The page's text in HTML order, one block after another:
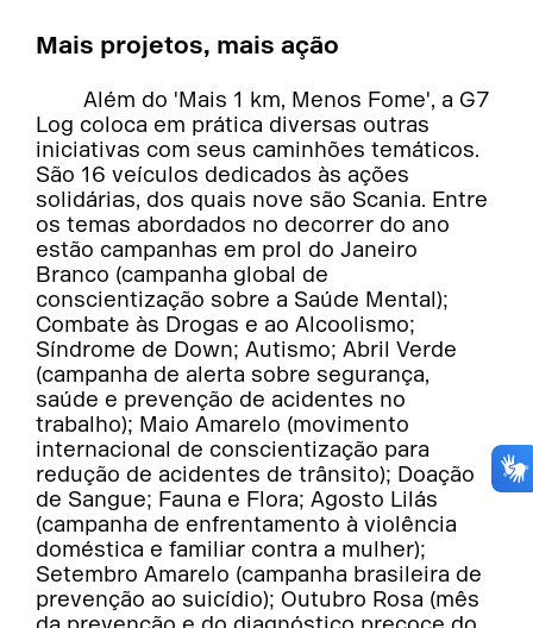
Mais projetos, mais ação
Além do 'Mais 1 km, Menos Fome', a G7
Log coloca em prática diversas outras
iniciativas com seus caminhões temáticos.
São 16 veículos dedicados às ações
solidárias, dos quais nove são Scania. Entre
os temas abordados no decorrer do ano
estão campanhas em prol do Janeiro
Branco (campanha global de
conscientização sobre a Saúde Mental);
Combate às Drogas e ao Alcoolismo;
Síndrome de Down; Autismo; Abril Verde
(campanha de alerta sobre segurança,
saúde e prevenção de acidentes no
trabalho); Maio Amarelo (movimento
internacional de conscientização para
redução de acidentes de trânsito); Doação
de Sangue; Fauna e Flora; Agosto Lilás
(campanha de enfrentamento à violência
doméstica e familiar contra a mulher);
Setembro Amarelo (campanha brasileira de
prevenção ao suicídio); Outubro Rosa (mês